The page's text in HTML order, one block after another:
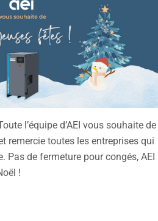
l’équipe d’AEI vous souhaite de
remercie toutes les entreprises qui
Pas de fermeture pour congés, AEI
!